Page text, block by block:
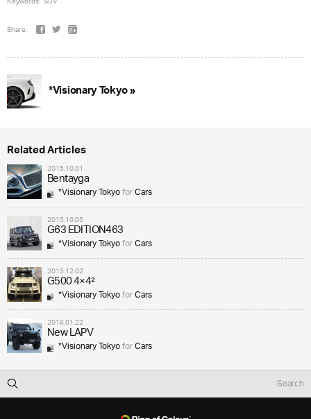
Share:
*Visionary Tokyo »
Related Articles
2015.10.01
Bentayga
*Visionary TokyoforCars
2015.10.05
G63 EDITION463
*Visionary TokyoforCars
2015.12.02
G500 4×4²
*Visionary TokyoforCars
2016.01.22
New LAPV
*Visionary TokyoforCars